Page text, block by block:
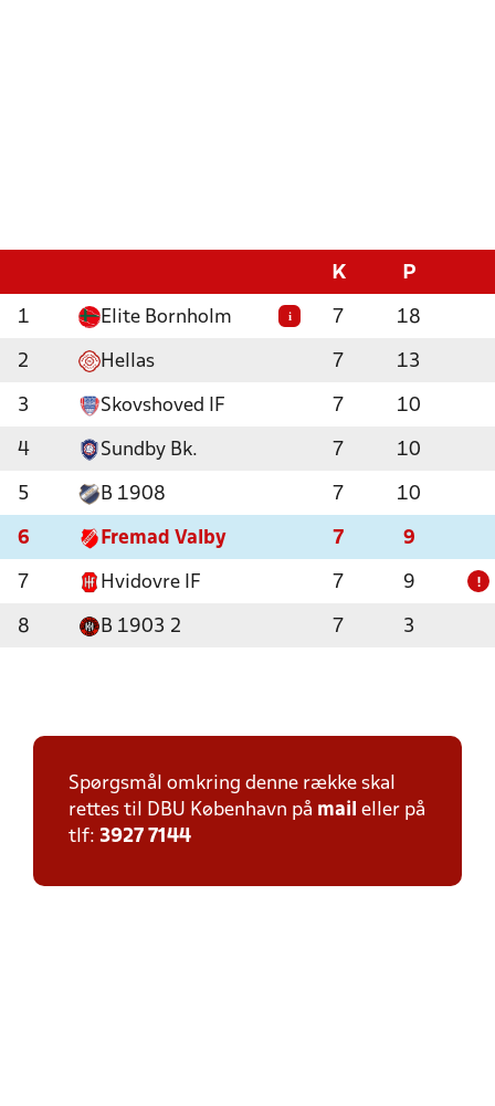
K P
1 Elite Bornholm i 7 18
2 Hellas 7 13
3 Skovshoved IF 7 10
4 Sundby Bk. 7 10
5 B 1908 7 10
6 Fremad Valby 7 9
7 Hvidovre IF 7 9 !
8 B 1903 2 7 3
Spørgsmål omkring denne række skal
rettes til DBU København på mail eller på
tlf: 3927 7144